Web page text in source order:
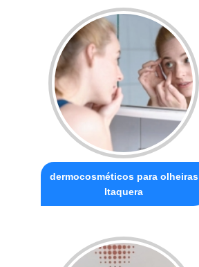
dermocosméticos para olheiras
Itaquera